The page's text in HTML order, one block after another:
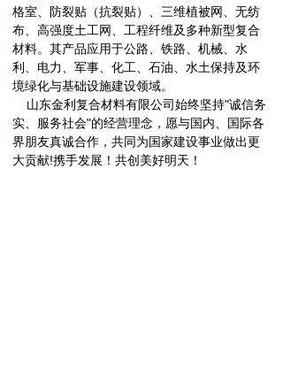
格室、防裂贴（抗裂贴）、三维植被网、无纺
布、高强度土工网、工程纤维及多种新型复合
材料。其产品应用于公路、铁路、机械、水
利、电力、军事、化工、石油、水土保持及环
境绿化与基础设施建设领域。
山东金利复合材料有限公司始终坚持"诚信务
实、服务社会"的经营理念，愿与国内、国际各
界朋友真诚合作，共同为国家建设事业做出更
大贡献!携手发展！共创美好明天！